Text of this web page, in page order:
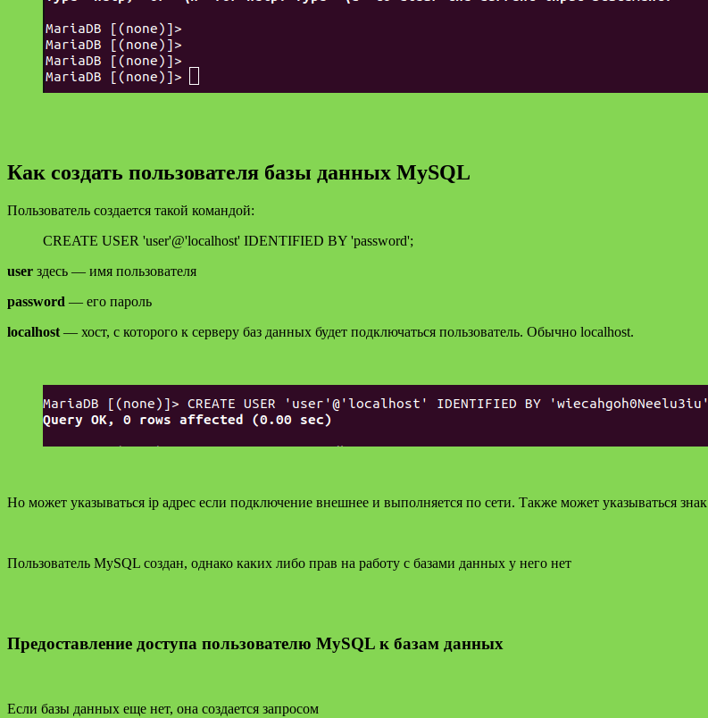
Как создать пользователя базы данных MySQL
Пользователь создается такой командой:
CREATE USER 'user'@'localhost' IDENTIFIED BY 'password';
user здесь — имя пользователя
password — его пароль
localhost — хост, с которого к серверу баз данных будет подключаться пользователь. Обычно localhost.
Но может указываться ip адрес если подключение внешнее и выполняется по сети. Также может указываться знак
Пользователь MySQL создан, однако каких либо прав на работу с базами данных у него нет
Предоставление доступа пользователю MySQL к базам данных
Если базы данных еще нет, она создается запросом